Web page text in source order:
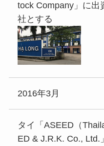
tock Company」に出
社とする
2016年3月
タイ「ASEED（
ED & J.R.K. Co., Ltd.